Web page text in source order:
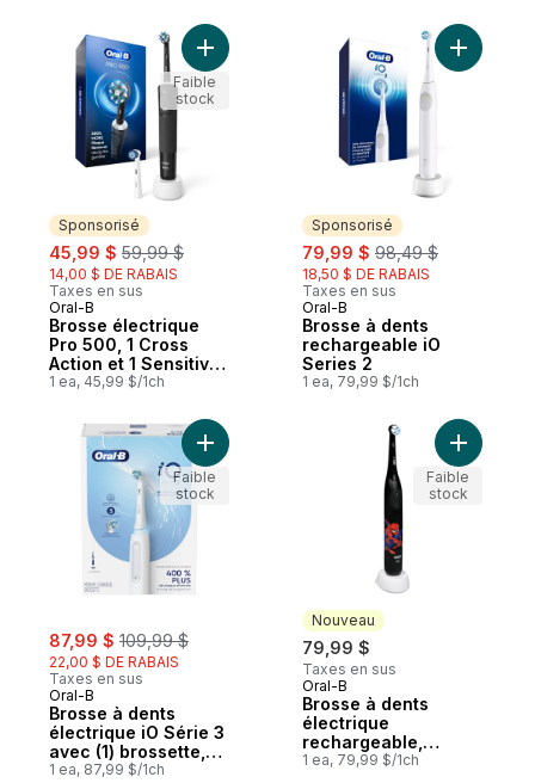
Sponsorisé
sale:
45,99 $ , formerly:
59,99 $
14,00 $ DE RABAIS
Taxes en sus
Sponsorisé
Oral-B
Brosse électrique
Pro 500, 1 Cross
Action et 1 Sensitive
Clean, rechargeable,
1 ea, 45,99 $/1ch
Ajouter Brosse électrique Pro 500, 1
Faible
stock
Sponsorisé
sale:
79,99 $ , formerly:
98,49 $
18,50 $ DE RABAIS
Taxes en sus
Sponsorisé
Oral-B
Brosse à dents
rechargeable iO
Series 2
1 ea, 79,99 $/1ch
Ajouter
sale:
87,99 $ , formerly:
109,99 $
22,00 $ DE RABAIS
Taxes en sus
Oral-B
Brosse à dents
électrique iO Série 3
avec (1) brossette,
rechargeable, blanc
1 ea, 87,99 $/1ch
Ajouter Brosse à dents électrique iO
Faible
stock
Nouveau
79,99 $
Taxes en sus
Nouveau
Oral-B
Brosse à dents
électrique
rechargeable,
enfants, io, édition
1 ea, 79,99 $/1ch
Ajouter
Faible
stock